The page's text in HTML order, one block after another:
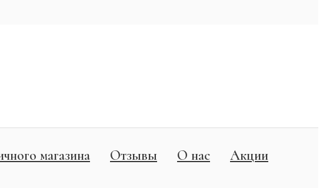
магазина Отзывы О нас
Акции